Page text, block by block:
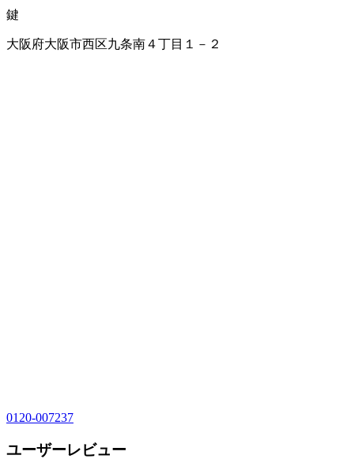
鍵
大阪府大阪市西区九条南４丁目１－２
0120-007237
ユーザーレビュー